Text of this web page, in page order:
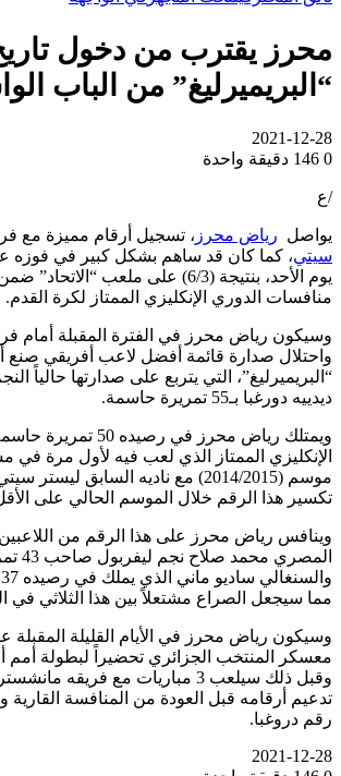
محرز يقترب من دخول
“البريميرليغ” من الباب
2021-12-28
0
دقيقة واحدة
/ع
يواصل رياض محرز ، تسجيل أرقام مميزة مع
سيتي، كما كان قد ساهم بشكل كبير في فوزه
منافسات الدوري الإنكليزي الممتاز لكرة القدم.
وسيكون رياض محرز في الفترة المقبلة أمام
واحتلال صدارة قائمة أفضل لاعب أفريقي صنع
“البريميرليغ”، التي يتربع على صدارتها حالياً
ديدييه دورغبا بـ55 تمريرة حاسمة.
ويمتلك رياض محرز في
الإنكليزي الممتاز الذي لعب فيه لأول مرة في
موسم (2014/2015) مع ناديه السابق
تكسير هذا الرقم خلال الموسم الحالي على
وينافس رياض محرز على هذا الرقم من اللاعبين
المصري
مما سيجعل الصراع مشتعلاً بين هذا الثلاثي في
وسيكون رياض محرز في الأيام القليلة
معسكر المنتخب الجزائري تحضيراً لبطولة أمم
وقبل ذلك سيلعب 3 مباريات مع
تدعيم أرقامه قبل العودة من المنافسة
رقم دروغبا.
2021-12-28